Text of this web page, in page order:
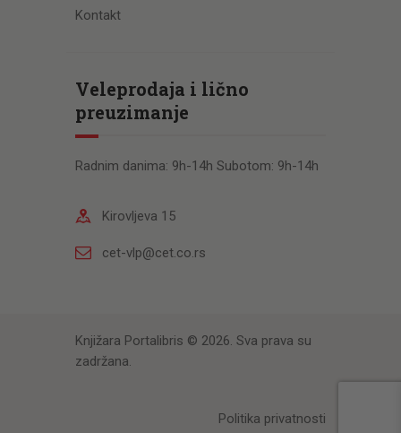
Kontakt
Veleprodaja i lično
preuzimanje
Radnim danima: 9h-14h Subotom: 9h-14h
Kirovljeva 15
cet-vlp@cet.co.rs
Knjižara Portalibris © 2026. Sva prava su
zadržana.
Politika privatnosti